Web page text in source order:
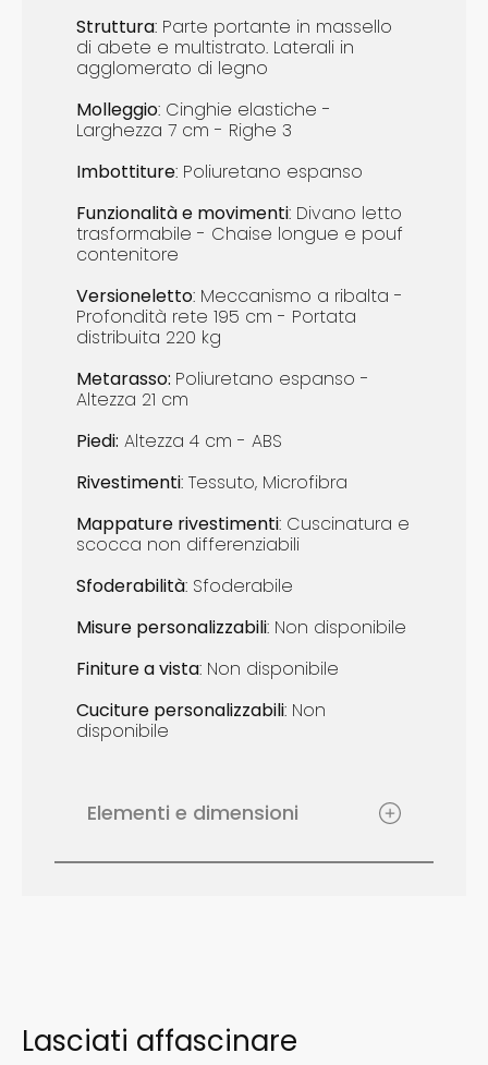
Struttura: Parte portante in massello
di abete e multistrato. Laterali in
agglomerato di legno
Molleggio: Cinghie elastiche -
Larghezza 7 cm - Righe 3
Imbottiture: Poliuretano espanso
Funzionalità e movimenti: Divano letto
trasformabile - Chaise longue e pouf
contenitore
Versioneletto: Meccanismo a ribalta -
Profondità rete 195 cm - Portata
distribuita 220 kg
Metarasso: Poliuretano espanso -
Altezza 21 cm
Piedi: Altezza 4 cm - ABS
Rivestimenti: Tessuto, Microfibra
Mappature rivestimenti: Cuscinatura e
scocca non differenziabili
Sfoderabilità: Sfoderabile
Misure personalizzabili: Non disponibile
Finiture a vista: ​Non disponibile
Cuciture personalizzabili: ​Non
disponibile
Elementi e dimensioni
Lasciati affascinare